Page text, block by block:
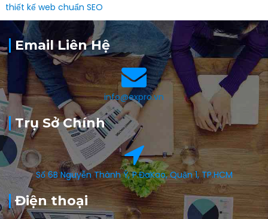
thiết kế web chuẩn SEO
Email Liên Hệ
info@expro.vn
Trụ Sở Chính
Số 6B Nguyễn Thành Ý, P.ĐaKao, Quận 1, TP.HCM
Điện thoại